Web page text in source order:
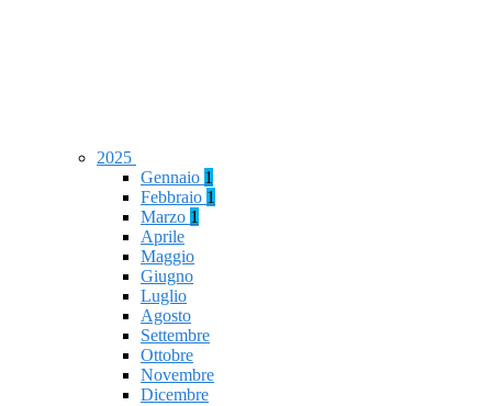
2025
Gennaio 1
Febbraio 1
Marzo 1
Aprile
Maggio
Giugno
Luglio
Agosto
Settembre
Ottobre
Novembre
Dicembre